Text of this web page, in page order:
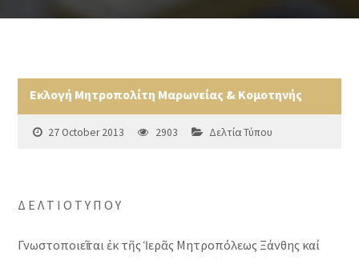
Εκλογή Μητροπολίτη Μαρωνείας & Κομοτηνής
27 October 2013 2903 Δελτία Τύπου
Δ Ε Λ Τ Ι Ο Τ Υ Π Ο Υ
Γνωστοποιεῖται ἐκ τῆς Ἱερᾶς Μητροπόλεως Ξάνθης καί